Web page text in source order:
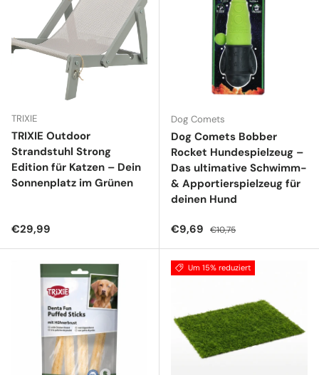
TRIXIE
TRIXIE Outdoor
Strandstuhl Strong
Edition für Katzen – Dein
Sonnenplatz im Grünen
Normaler Preis
€29,99
Dog Comets
Dog Comets Bobber
Rocket Hundespielzeug –
Das ultimative Schwimm-
& Apportierspielzeug für
deinen Hund
Verkaufspreis
€9,69 Normaler Preis
€10,75
Um 15% reduziert